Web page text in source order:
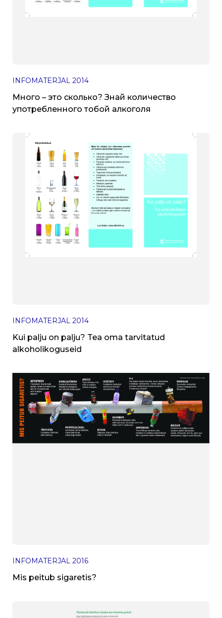
INFOMATERJAL 2014
Много – это сколько? Знай количество
употребленного тобой алкоголя
INFOMATERJAL 2014
Kui palju on palju? Tea oma tarvitatud
alkoholikoguseid
INFOMATERJAL 2016
Mis peitub sigaretis?